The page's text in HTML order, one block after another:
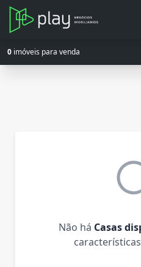
0 imóveis para venda
Não há Casas